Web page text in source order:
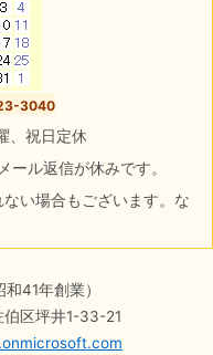
3040
祝日定休
ール返信が休みです。
い場合もございます。な
41年創業）
区坪井1-33-21